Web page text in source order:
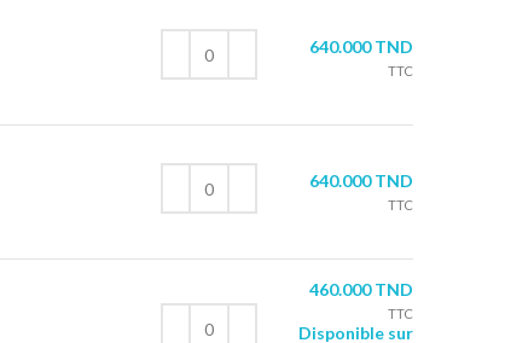
640.000TND
TTC
640.000TND
TTC
460.000TND
TTC
Disponible sur